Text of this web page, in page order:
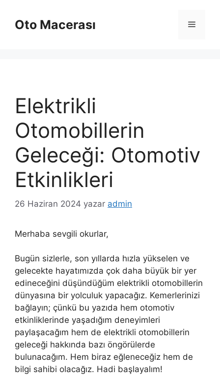
Oto Macerası Menü
Elektrikli
Otomobillerin
Geleceği: Otomotiv
Etkinlikleri
26 Haziran 2024 yazar admin
Merhaba sevgili okurlar,
Bugün sizlerle, son yıllarda hızla yükselen ve
gelecekte hayatımızda çok daha büyük bir yer
edineceğini düşündüğüm elektrikli otomobillerin
dünyasına bir yolculuk yapacağız. Kemerlerinizi
bağlayın; çünkü bu yazıda hem otomotiv
etkinliklerinde yaşadığım deneyimleri
paylaşacağım hem de elektrikli otomobillerin
geleceği hakkında bazı öngörülerde
bulunacağım. Hem biraz eğleneceğiz hem de
bilgi sahibi olacağız. Hadi başlayalım!